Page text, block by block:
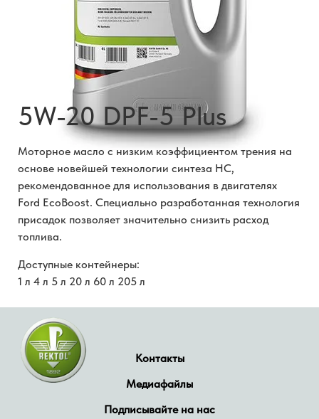
5W-20 DPF-5 Plus
Моторное масло с низким коэффициентом трения на
основе новейшей технологии синтеза HC,
рекомендованное для использования в двигателях
Ford EcoBoost. Специально разработанная технология
присадок позволяет значительно снизить расход
топлива.
Доступные контейнеры:
1 л 4 л 5 л 20 л 60 л 205 л
Контакты
Медиафайлы
Подписывайте на нас